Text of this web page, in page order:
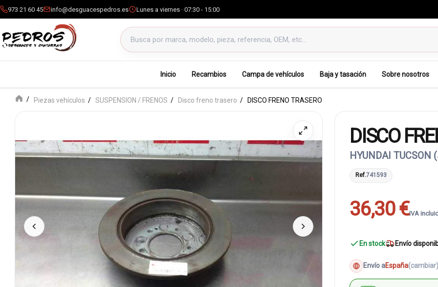
973 21 60 45 info@desguacespedros.es Lunes a viernes · 07:30 - 15:00
Buscar productos
Inicio Recambios Campa de vehículos Baja y tasación Sobre nosotros
Piezas vehículos SUSPENSION / FRENOS Disco freno trasero DISCO FRENO TRASERO
DISCO
HYUNDAI TUCSON
Ref.741593
36,30 €IVA
En stock Envío
Envío aEspaña(cambiar)